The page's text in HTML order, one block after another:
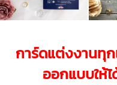
การ์ดแต่งงานทุ
ออกแบบให้